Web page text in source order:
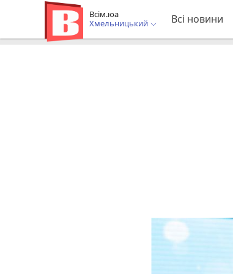
Всім.юа
Хмельницький
Всі новини